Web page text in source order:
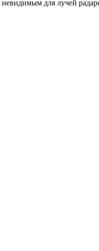
невидимым для лучей